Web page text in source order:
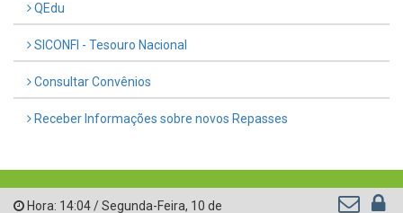
QEdu
SICONFI - Tesouro Nacional
Consultar Convênios
Receber Informações sobre novos Repasses
Hora: 14:04/Segunda-Feira, 10 de